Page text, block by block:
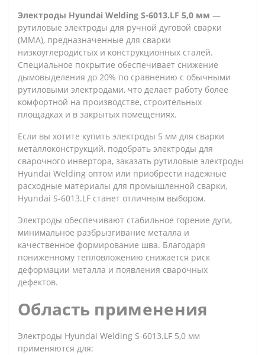
Электроды Hyundai Welding S-6013.LF 5,0 мм —
рутиловые электроды для ручной дуговой сварки
(MMA), предназначенные для сварки
низкоуглеродистых и конструкционных сталей.
Специальное покрытие обеспечивает снижение
дымовыделения до 20% по сравнению с обычными
рутиловыми электродами, что делает работу более
комфортной на производстве, строительных
площадках и в закрытых помещениях.
Если вы хотите купить электроды 5 мм для сварки
металлоконструкций, подобрать электроды для
сварочного инвертора, заказать рутиловые электроды
Hyundai Welding оптом или приобрести надежные
расходные материалы для промышленной сварки,
Hyundai S-6013.LF станет отличным выбором.
Электроды обеспечивают стабильное горение дуги,
минимальное разбрызгивание металла и
качественное формирование шва. Благодаря
пониженному тепловложению снижается риск
деформации металла и появления сварочных
дефектов.
Область применения
Электроды Hyundai Welding S-6013.LF 5,0 мм
применяются для: